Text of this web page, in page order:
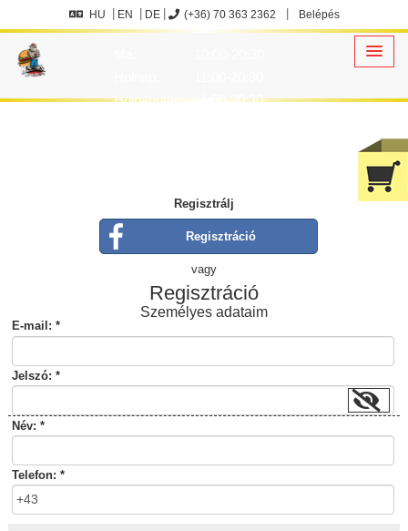
HU EN DE (+36) 70 363 2362 Belépés
Holnapután:
11:00-20:30
Regisztrálj
Regisztráció
vagy
Regisztráció
Személyes adataim
E-mail: *
Jelszó: *
Név: *
Telefon: *